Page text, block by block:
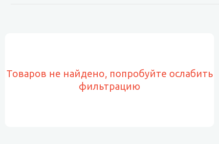
Товаров не найдено, попробуйте ослабить
фильтрацию